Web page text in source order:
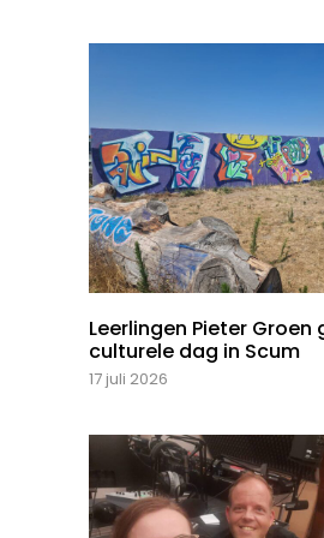
Leerlingen Pieter Groen
culturele dag in Scum
17 juli 2026